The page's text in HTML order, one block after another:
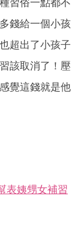
錢給一個小孩
超出了小孩子
該取消了！壓
覺這錢就是他
表姨甥女補習